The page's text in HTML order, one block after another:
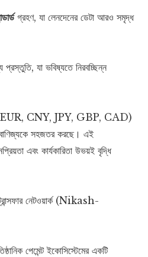
গ্রহণ, যা লেনদেনের ডেটা আরও সমৃদ্ধ
প্রস্তুতি, যা ভবিষ্যতে নিরবচ্ছিন্ন
EUR, CNY, JPY, GBP, CAD)
বাণিজ্যকে সহজতর করছে। এই
এবং কার্যকারিতা উভয়ই বৃদ্ধি
নেটওয়ার্ক (Nikash-
পেমেন্ট ইকোসিস্টেমের একটি